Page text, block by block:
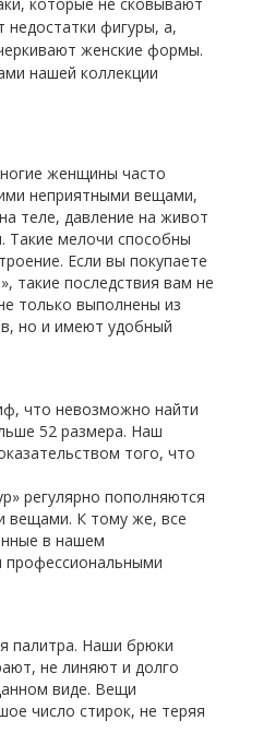
фигуры, а,
женские формы.
нашей коллекции
женщины часто
неприятными вещами,
теле, давление на живот
мелочи способны
Если вы покупаете
такие последствия вам не
только выполнены из
но и имеют удобный
что невозможно найти
52 размера. Наш
того, что
регулярно пополняются
вещами. К тому же, все
в нашем
профессиональными
палитра. Наши брюки
не линяют и долго
виде. Вещи
число стирок, не теряя